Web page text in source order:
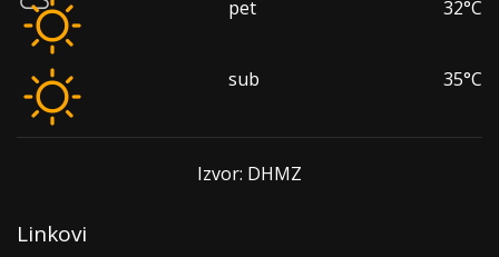
pet 32°C
sub 35°C
Izvor: DHMZ
Linkovi